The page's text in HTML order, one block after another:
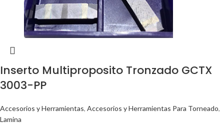
Inserto Multiproposito Tronzado GCTX
3003-PP
Accesorios y Herramientas, Accesorios y Herramientas Para Torneado,
Lamina